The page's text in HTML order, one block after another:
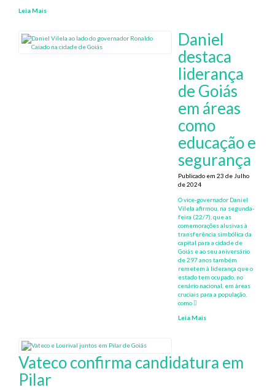
Leia Mais
Daniel
destaca
liderança
de Goiás
em áreas
como
educação e
segurança
Publicado em 23 de Julho
de 2024
O vice-governador Daniel
Vilela afirmou, na segunda-
feira (22/7), que as
comemorações alusivas à
transferência simbólica da
capital para a cidade de
Goiás e ao seu aniversário
de 297 anos também
remetem à liderança que o
estado tem ocupado, no
cenário nacional, em áreas
cruciais para a população,
como
Leia Mais
Vateco confirma candidatura em
Pilar